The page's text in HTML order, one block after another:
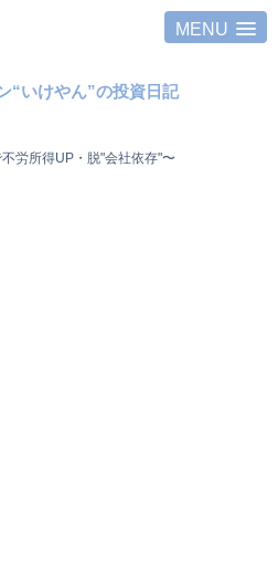
MENU
“いけやん”の投資日記
労所得UP・脱"会社依存"〜